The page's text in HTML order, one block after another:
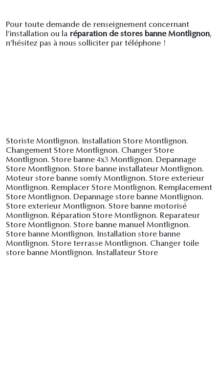
Pour toute demande de renseignement concernant
l’installation ou la réparation de stores banne Montlignon,
n’hésitez pas à nous solliciter par téléphone !
Storiste Montlignon. Installation Store Montlignon.
Changement Store Montlignon. Changer Store
Montlignon. Store banne 4x3 Montlignon. Depannage
Store Montlignon. Store banne installateur Montlignon.
Moteur store banne somfy Montlignon. Store exterieur
Montlignon. Remplacer Store Montlignon. Remplacement
Store Montlignon. Depannage store banne Montlignon.
Store exterieur Montlignon. Store banne motorisé
Montlignon. Réparation Store Montlignon. Reparateur
Store Montlignon. Store banne manuel Montlignon.
Store banne Montlignon. Installation store banne
Montlignon. Store terrasse Montlignon. Changer toile
store banne Montlignon. Installateur Store